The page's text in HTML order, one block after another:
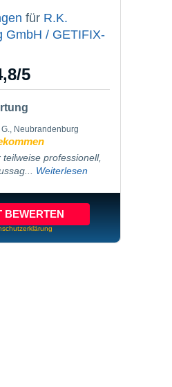
für R.K.
GmbH / GETIFIX-
/5
Neubrandenburg
professionell,
Weiterlesen
BEWERTEN